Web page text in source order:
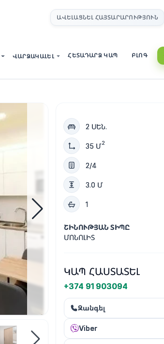
ԱՎԵԼԱՑՆԵԼ ՀԱՅՏԱՐԱՐՈՒԹՅՈՒՆ
ՎԱՐՁԱԿԱԼԵԼ ՀԵՏԱԴԱՐՁ ԿԱՊ ԲԼՈԳ
2 ՍԵՆ.
35 Մ2
2/4
3.0 Մ
1
ՇԻՆՈՒԹՅԱՆ ՏԻՊԸ
ՄՈՆՈԼԻՏ
ԿԱՊ ՀԱՍՏԱՏԵԼ
+374 91 903094
Զանգել
Viber